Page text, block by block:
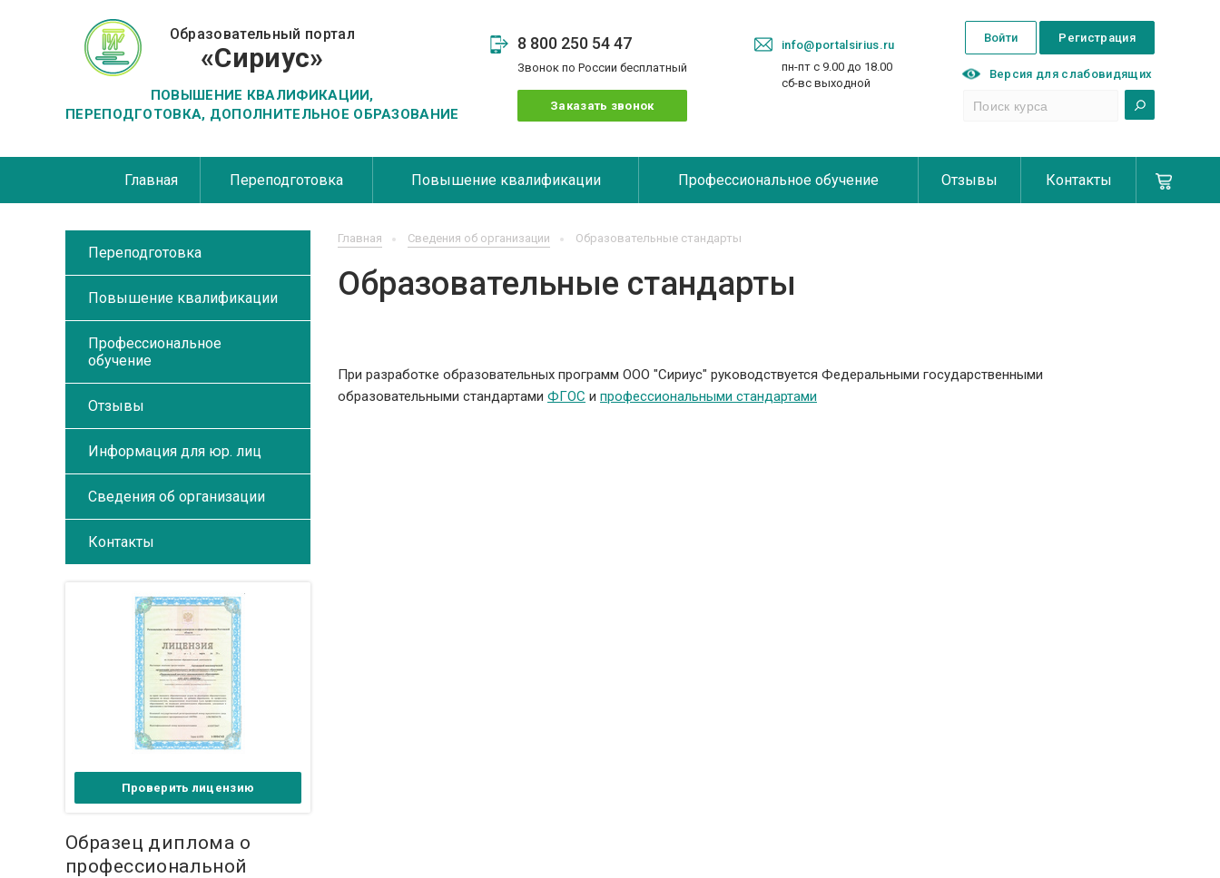
Образовательный портал
«Сириус»
ПОВЫШЕНИЕ КВАЛИФИКАЦИИ,
ПЕРЕПОДГОТОВКА, ДОПОЛНИТЕЛЬНОЕ ОБРАЗОВАНИЕ
8 800 250 54 47
Звонок по России бесплатный
Заказать звонок
info@portalsirius.ru
пн-пт с 9.00 до 18.00
сб-вс выходной
Регистрация
Войти
Версия для слабовидящих
Главная Переподготовка Повышение квалификации Профессиональное обучение Отзывы Контакты
Главная Сведения об организации Образовательные стандарты
Образовательные стандарты
При разработке образовательных программ ООО "Сириус" руководствуется Федеральными государственными
образовательными стандартами ФГОС и профессиональными стандартами
Переподготовка
Повышение квалификации
Профессиональное
обучение
Отзывы
Информация для юр. лиц
Сведения об организации
Контакты
Проверить лицензию
Образец диплома о
профессиональной